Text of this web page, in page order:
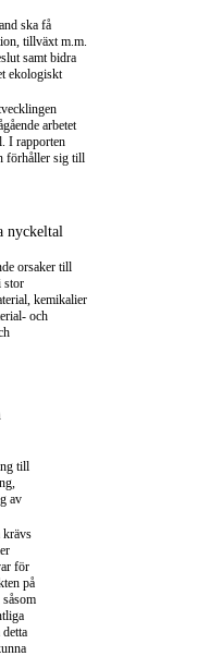
ska få
tillväxt m.m.
samt bidra
ekologiskt
arbetet
I rapporten
förhåller sig till
nyckeltal
orsaker till
stor
kemikalier
och
till
av
krävs
för
på